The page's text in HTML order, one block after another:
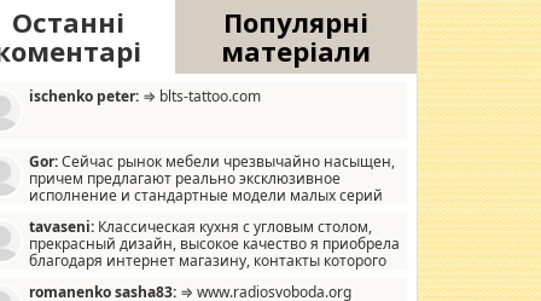
Останні
Популярні
матеріали
ischenko peter: ⇒ blts-tattoo.com
Gor:Сейчас рынок мебели чрезвычайно насыщен,
причем предлагают реально эксклюзивное
исполнение и стандартные модели малых серий
мало походит на стандартные формы, в MebelOk,
и что главное - со вкусом все в порядке,
ненужных наворотов удорожающих мебель, а это не
tavaseni: Классическая кухня с угловым столом,
прекрасный дизайн, высокое качество я приобрела
благодаря интернет магазину, контакты которого
romanenko sasha83: ⇒ www.radiosvoboda.org